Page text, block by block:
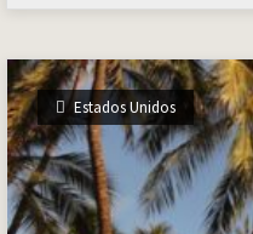
Estados Unidos